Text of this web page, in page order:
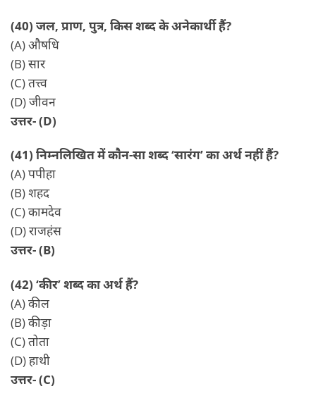
(40) जल, प्राण, पुत्र, किस शब्द के अनेकार्थी हैं?
(A) औषधि
(B) सार
(C) तत्त्व
(D) जीवन
उत्तर- (D)
(41) निम्नलिखित में कौन-सा शब्द ‘सारंग’ का अर्थ नहीं हैं?
(A) पपीहा
(B) शहद
(C) कामदेव
(D) राजहंस
उत्तर- (B)
(42) ‘कीर’ शब्द का अर्थ हैं?
(A) कील
(B) कीड़ा
(C) तोता
(D) हाथी
उत्तर- (C)